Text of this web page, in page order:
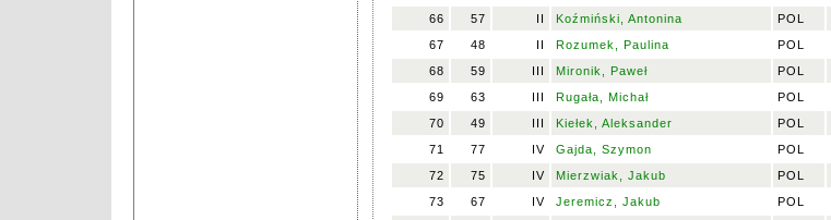
66
57 II Koźmiński, Antonina POL
67
48 II Rozumek, Paulina POL
68
59 III Mironik, Paweł POL
69
63 III Rugała, Michał POL
70
49 III Kiełek, Aleksander POL
71
77 IV Gajda, Szymon POL
72
75 IV Mierzwiak, Jakub POL
73
67 IV Jeremicz, Jakub POL